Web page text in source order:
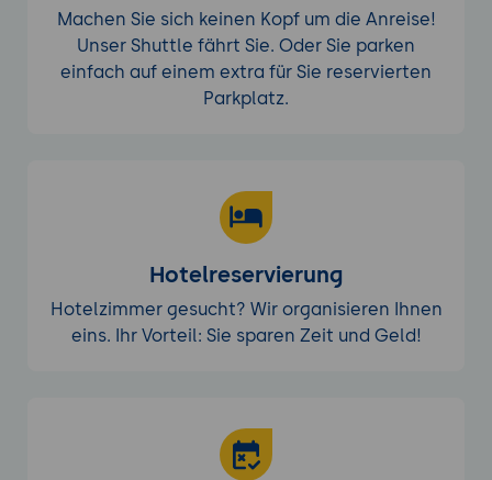
Module in einen Azure-Artifacts-Feed
veröffentlichen
Praxis-Übung:Eine Pipeline mit Test- und
Build-Stage aufbauen und das Modul in
Gates festlegen: keine fehlschlagenden
Tests, keine Verstöße, ausreichende
Branch-Policies und Veröffentlichung nur
aus dem Hauptzweig
Release-Fluss, Rückrollen und Umgang mit
Veröffentlichungs-Fluss mit Rückfalloption
Machen Sie sich keinen Kopf um die Anreise!
Unser Shuttle fährt Sie. Oder Sie parken
einfach auf einem extra für Sie reservierten
Parkplatz.
Hotelreservierung
Hotelzimmer gesucht? Wir organisieren Ihnen
eins. Ihr Vorteil: Sie sparen Zeit und Geld!